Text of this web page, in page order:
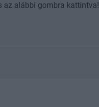
az alábbi gombra kattintva!